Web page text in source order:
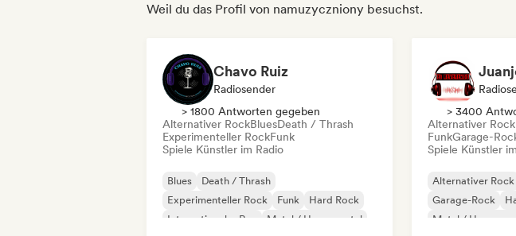
Weil du das Profil von namuzyczniony besuchst.
Chavo Ruiz
Radiosender
> 1800 Antworten gegeben
Alternativer RockBluesDeath / Thrash
Experimenteller RockFunk
Spiele Künstler im Radio
Blues
Death / Thrash
Experimenteller Rock
Funk
Hard Rock
Internationaler Rap
Metal / Heavy metal
> 3400
Alternativer Rock
FunkGarage-
Spiele Künstler
Alternativer Rock
Garage-Rock
Metal / Heavy